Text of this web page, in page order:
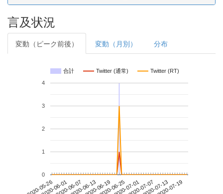
言及状況
変動（ピーク前後） 変動（月別） 分布
合計 Twitter (通常) Twitter (RT)
2020-05-262020-06-012020-06-072020-06-132020-06-192020-06-252020-07-012020-07-072020-07-132020-07-19
0
1
2
3
4